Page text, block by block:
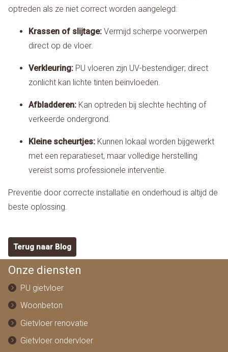
optreden als ze niet correct worden aangelegd:
Krassen of slijtage:Vermijd scherpe voorwerpen
direct op de vloer.
Verkleuring:PU vloeren zijn UV-bestendiger; direct
zonlicht kan lichte tinten beïnvloeden.
Afbladderen:Kan optreden bij slechte hechting of
verkeerde ondergrond.
Kleine scheurtjes:Kunnen lokaal worden bijgewerkt
met een reparatieset, maar volledige herstelling
vereist soms professionele interventie.
Preventie door correcte installatie en onderhoud is altijd de
beste oplossing.
Terug naar Blog
Onze diensten
PU gietvloer
Woonbeton
Gietvloer renovatie
Gietvloer ondervloer